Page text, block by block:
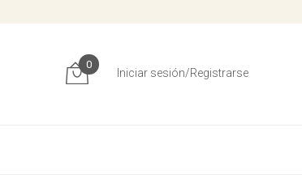
0
Iniciar sesión/Registrarse